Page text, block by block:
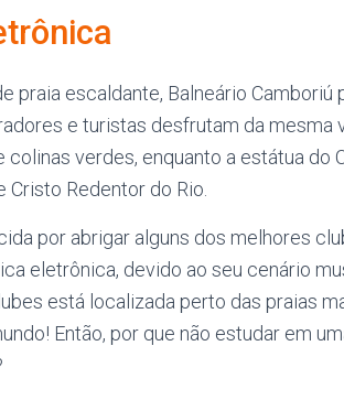
praia escaldante, Balneário Camboriú
e turistas desfrutam da mesma
verdes, enquanto a estátua do
Redentor do Rio.
por abrigar alguns dos melhores
eletrônica, devido ao seu cenário
está localizada perto das praias
Então, por que não estudar em